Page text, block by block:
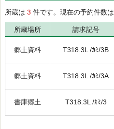
所蔵は 3 件です。現在の予約件数は
所蔵場所 請求記号
郷土資料 T318.3L /ｶﾐ/3B
郷土資料 T318.3L /ｶﾐ/3A
書庫郷土 T318.3L /ｶﾐ/3